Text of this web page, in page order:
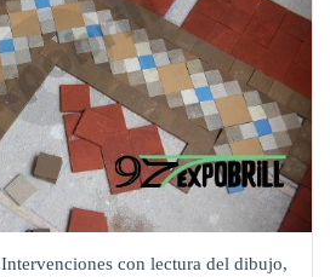
Intervenciones con lectura del dibujo,